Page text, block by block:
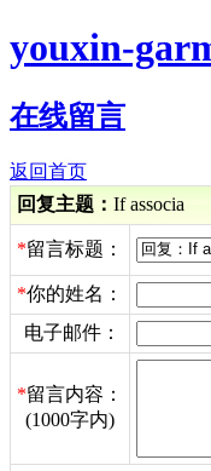
youxin-
在线留言
返回首页
回复主题： If associa
*留言标题：
*你的姓名：
电子邮件：
*留言内容：
(1000字内)